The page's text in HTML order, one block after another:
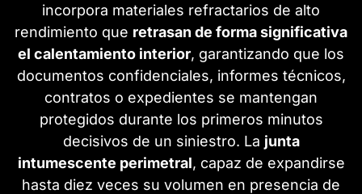
incorpora materiales refractarios de alto
rendimiento que retrasan de forma significativa
el calentamiento interior, garantizando que los
documentos confidenciales, informes técnicos,
contratos o expedientes se mantengan
protegidos durante los primeros minutos
decisivos de un siniestro. La junta
intumescente perimetral, capaz de expandirse
hasta diez veces su volumen en presencia de